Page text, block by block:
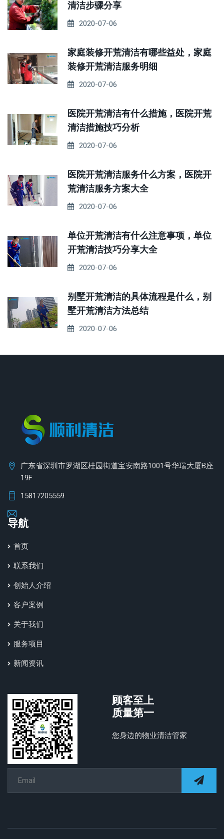
清洁步骤分享
2020-07-06
家庭装修开荒清洁有哪些益处，家庭
装修开荒清洁服务明细
2020-07-06
医院开荒清洁有什么措施，医院开荒
清洁措施技巧分析
2020-07-06
医院开荒清洁服务什么方案，医院开
荒清洁服务方案大全
2020-07-06
单位开荒清洁有什么注意事项，单位
开荒清洁技巧分享大全
2020-07-06
别墅开荒清洁的具体流程是什么，别
墅开荒清洁方法总结
2020-07-06
广东省深圳市罗湖区桂园街道宝安南路1001号华瑞大厦B座
19F
15817205559
导航
首页
联系我们
创始人介绍
客户案例
关于我们
服务项目
新闻资讯
顾客至上
质量第一
您身边的物业清洁管家